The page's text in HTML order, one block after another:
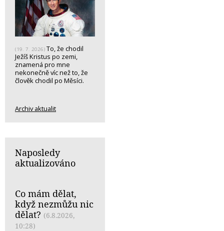
(19. 7. 2026) To, že chodil
Ježíš Kristus po zemi,
znamená pro mne
nekonečně víc než to, že
člověk chodil po Měsíci.
Archiv aktualit
Naposledy
aktualizováno
Co mám dělat,
když nezmůžu nic
dělat? (6.8.2026,
10:28)